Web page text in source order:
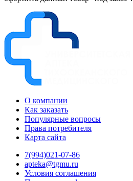
О компании
Как заказать
Популярные вопросы
Права потребителя
Карта сайта
7(994)021-07-86
apteka@tgmu.ru
Условия соглашения